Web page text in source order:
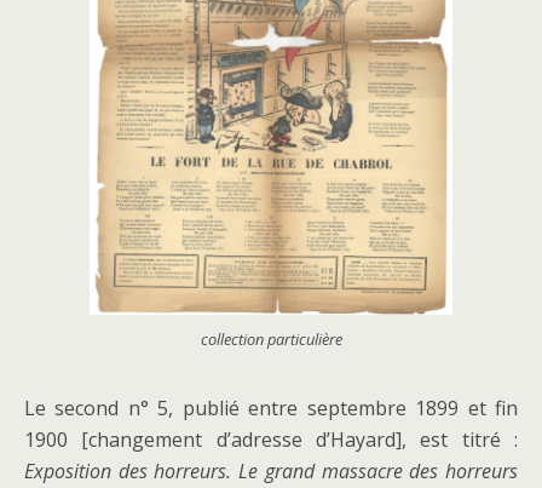
collection particulière
Le second n° 5, publié entre septembre 1899 et fin
1900 [changement d’adresse d’Hayard], est titré :
Exposition des horreurs. Le grand massacre des horreurs